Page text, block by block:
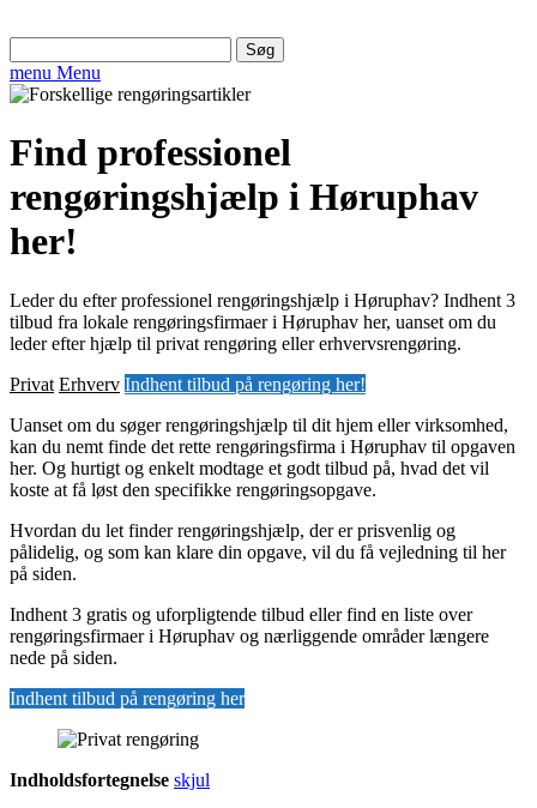
efter:
menu Menu
Find professionel
rengøringshjælp i Høruphav
her!
Leder du efter professionel rengøringshjælp i Høruphav? Indhent 3
tilbud fra lokale rengøringsfirmaer i Høruphav her, uanset om du
leder efter hjælp til privat rengøring eller erhvervsrengøring.
Privat Erhverv Indhent tilbud på rengøring her!
Uanset om du søger rengøringshjælp til dit hjem eller virksomhed,
kan du nemt finde det rette rengøringsfirma i Høruphav til opgaven
her. Og hurtigt og enkelt modtage et godt tilbud på, hvad det vil
koste at få løst den specifikke rengøringsopgave.
Hvordan du let finder rengøringshjælp, der er prisvenlig og
pålidelig, og som kan klare din opgave, vil du få vejledning til her
på siden.
Indhent 3 gratis og uforpligtende tilbud eller find en liste over
rengøringsfirmaer i Høruphav og nærliggende områder længere
nede på siden.
Indhent tilbud på rengøring her
Indholdsfortegnelse skjul